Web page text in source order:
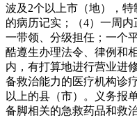
波及2个以上市（地），
的病历记实；（4）一周
一带领、分级担任；一个
酷遵生办理法令、律例和
内，有打算地进行营业进
备救治能力的医疗机构诊
以上的县（市）。义务报
备脚相关的急救药品和救